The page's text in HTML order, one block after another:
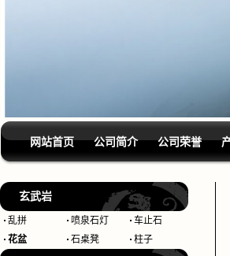
网站首页 公司简介 公司荣誉
玄武岩
乱拼 喷泉石灯
车止石
花盆
石桌凳 柱子